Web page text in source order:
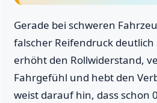
Gerade bei schweren
falscher Reifendruck
erhöht den Rollwiderstand,
Fahrgefühl und hebt den
weist darauf hin, dass schon